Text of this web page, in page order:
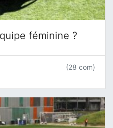
féminine ?
(28 com)